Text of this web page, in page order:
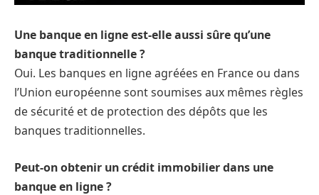
Une banque en ligne est-elle aussi sûre qu’une
banque traditionnelle ?
Oui. Les banques en ligne agréées en France ou dans
l’Union européenne sont soumises aux mêmes règles
de sécurité et de protection des dépôts que les
banques traditionnelles.
Peut-on obtenir un crédit immobilier dans une
banque en ligne ?